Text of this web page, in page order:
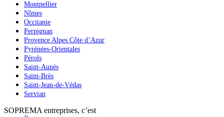
Montpellier
Nîmes
Occitanie
Perpignan
Provence Alpes Côte d’Azur
Pyrénées-Orientales
Pérols
Saint-Aunès
Saint-Brès
Saint-Jean-de-Védas
Servian
SOPREMA entreprises, c’est